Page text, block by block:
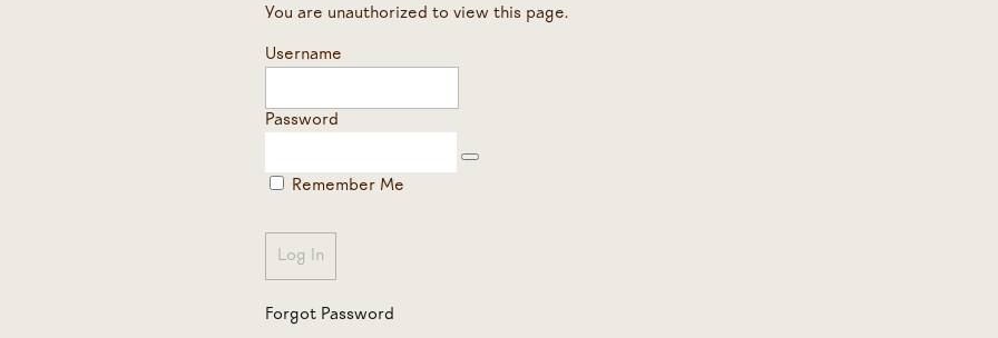
You are unauthorized to view this page.
Username
Password
Remember Me
Forgot Password